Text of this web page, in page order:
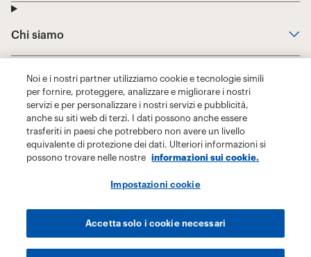
Noi e i nostri partner utilizziamo cookie e tecnologie simili
per fornire, proteggere, analizzare e migliorare i nostri
servizi e per personalizzare i nostri servizi e pubblicità,
anche su siti web di terzi. I dati possono anche essere
trasferiti in paesi che potrebbero non avere un livello
equivalente di protezione dei dati. Ulteriori informazioni si
possono trovare nelle nostre
informazioni sui cookie.
Impostazioni cookie
Accetta solo i cookie necessari